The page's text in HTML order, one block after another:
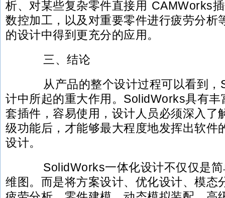
析、对某些复杂零件直接用 CAMWorks
数控加工，以及对重要零件进行疲劳分析
的设计中得到更充分的应用。
三、结论
从产品的整个设计过程可以看到，
计中所起的重大作用。SolidWorks具有丰
套插件，容易使用，设计人员必须深入了
级功能后，才能够最大程度地发挥出软件
设计。
SolidWorks一体化设计不仅仅是简
维图。而是将方案设计、优化设计、模态